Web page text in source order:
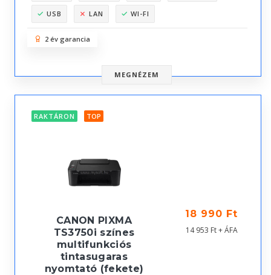
USB LAN WI-FI
2 év garancia
MEGNÉZEM
RAKTÁRON TOP
CANON PIXMA
TS3750i színes
multifunkciós
tintasugaras
nyomtató (fekete)
18 990 Ft
14 953 Ft + ÁFA